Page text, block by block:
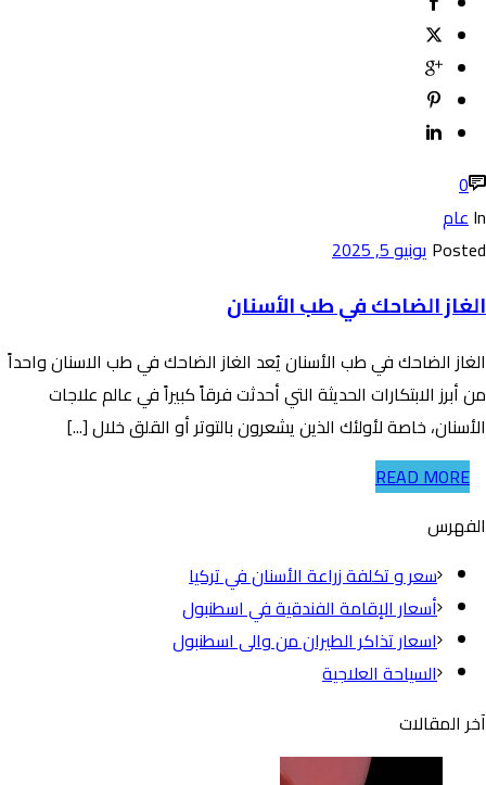
0
Inعام
Posted يونيو 5, 2025
الغاز الضاحك في طب الأسنان
الغاز الضاحك في طب الأسنان يُعد الغاز الضاحك في طب الاسنان واحداً
من أبرز الابتكارات الحديثة التي أحدثت فرقاً كبيراً في عالم علاجات
الأسنان، خاصة لأولئك الذين يشعرون بالتوتر أو القلق خلال [...]
READ MORE
الفهرس
سعر و تكلفة زراعة الأسنان في تركيا
أسعار الإقامة الفندقية في اسطنبول
اسعار تذاكر الطيران من والى اسطنبول
السياحة العلاجية
آخر المقالات